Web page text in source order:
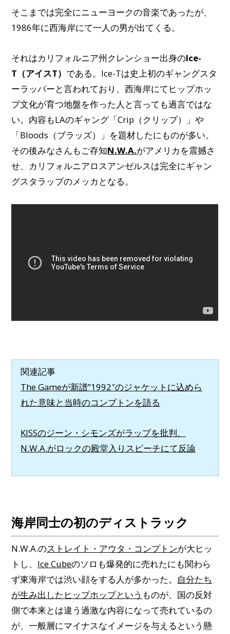
そこまでは完全にニューヨークの音楽であったが、
1986年に西海岸にて一人の男が出てくる。
それはカリフォルニア州クレンショー出身のIce-
T（アイスT） である。Ice-Tは史上初のギャングスタ
ーラッパーと言われており、西海岸にてヒップホッ
プ文化が育つ地盤を作った人と言っても過言ではな
い。内容もLAのギャング「Crip（クリップ）」や
「Bloods（ブラッズ）」を題材したにものが多い。
その後みなさんもご存知N.W.A.がアメリカを震撼さ
せ、カリフォルニアロスアンゼルスは完全にギャン
グスタラップのメッカとなる。
関連記事
The Gameが新譜”1992″のジャケットに込めら
れた意味と当時のコンプトンを語る
KISSのジーン・シモンズがラップを批判、
N.W.A.がロックの殿堂入りスピーチにて反論
海岸同士の初のディストラック
N.W.A.のストレイト・アウタ・コンプトンが大ヒッ
トし、 Ice Cubeのソロも爆発的に売れたにも関わら
ず東海岸では渋い顔をする人が多かった。 自分たち
が生み出したヒップホップという ものが、国の反対
側で本来とは違う過激な内容になって売れているの
が、一般層にマイナスなイメージを与えるという懸